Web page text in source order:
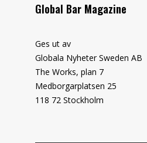
Global Bar Magazine
Ges ut av
Globala Nyheter Sweden AB
The Works, plan 7
Medborgarplatsen 25
118 72 Stockholm